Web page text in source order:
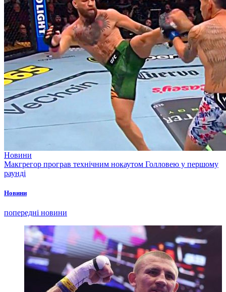
Новини
Макгрегор програв технічним нокаутом Голловею у першому
раунді
Новини
попередні новини